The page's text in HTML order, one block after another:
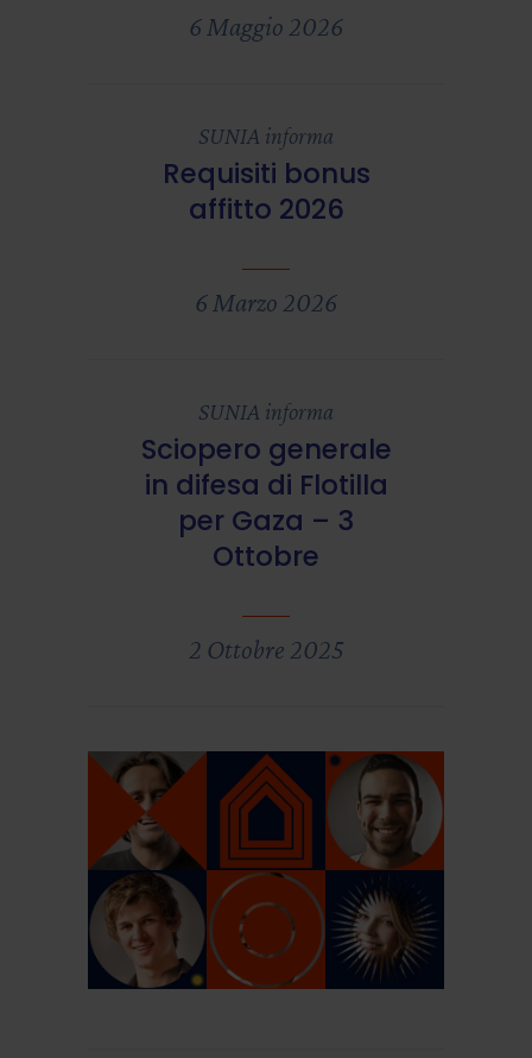
6 Maggio 2026
SUNIA informa
Requisiti bonus
affitto 2026
6 Marzo 2026
SUNIA informa
Sciopero generale
in difesa di Flotilla
per Gaza – 3
Ottobre
2 Ottobre 2025